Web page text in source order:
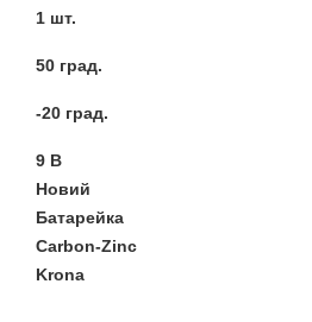
1 шт.
50 град.
-20 град.
9 В
Новий
Батарейка
Carbon-Zinc
Krona